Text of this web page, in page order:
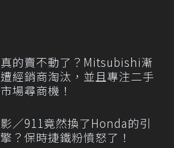
真的賣不動了？Mitsubishi漸
遭經銷商淘汰，並且專注二手
市場尋商機！
影／911竟然換了Honda的引
擎？保時捷鐵粉憤怒了！